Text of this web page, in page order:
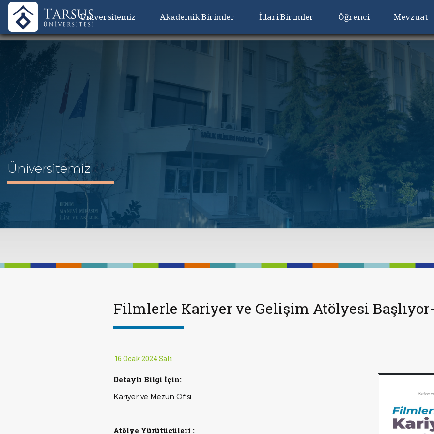
Üniversitemiz Akademik Birimler İdari Birimler Öğrenci Mevzuat
Üniversitemiz
Filmlerle Kariyer ve Gelişim Atölyesi
16 Ocak 2024 Salı
Detaylı Bilgi İçin:
Kariyer ve Mezun Ofisi
Atölye Yürütücüleri :